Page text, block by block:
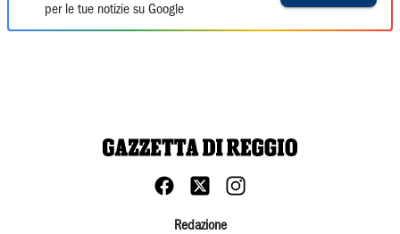
per le tue notizie su Google
Redazione